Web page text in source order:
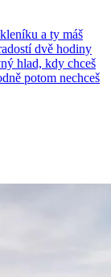
a ty máš
dvě hodiny
hlad, kdy chceš
potom nechceš